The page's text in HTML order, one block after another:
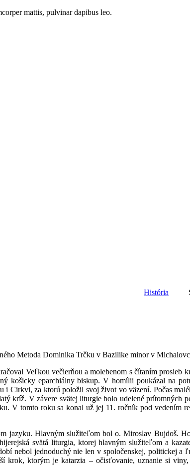
mattis, pulvinar dapibus leo.
História
Metoda Dominika Trčku v Bazilike minor v
Veľkou večierňou a molebenom s čítaním prosieb
košicky eparchiálny biskup. V homílii poukázal na
za ktorú položil svoj život vo väzení. Počas
kríž. V závere svätej liturgie bolo udelené prítomných
V tomto roku sa konal už jej 11. ročník pod vedením
jazyku. Hlavným služiteľom bol o. Miroslav Bujdoš.
svätá liturgia, ktorej hlavným služiteľom a
nebol jednoduchý nie len v spoločenskej, politickej a
krok, ktorým je katarzia – očisťovanie, uznanie si